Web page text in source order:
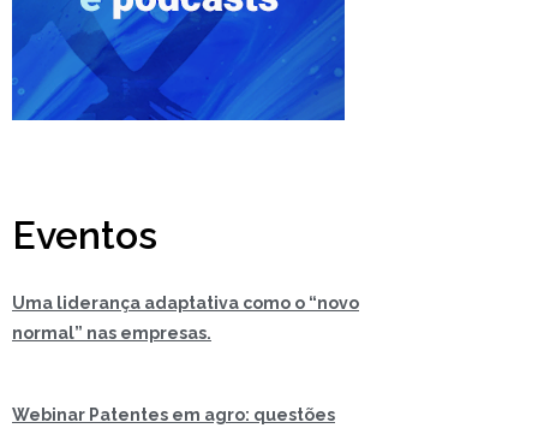
Eventos
Uma liderança adaptativa como o “novo
normal” nas empresas.
Webinar Patentes em agro: questões